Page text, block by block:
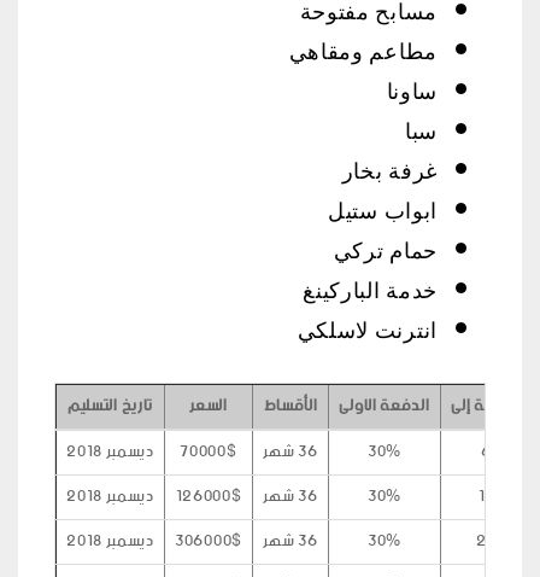
مسابح مفتوحة
مطاعم ومقاهي
ساونا
سبا
غرفة بخار
ابواب ستيل
حمام تركي
خدمة الباركينغ
انترنت لاسلكي
المساحة إلى الدفعة الاولى الأقساط السعر
تاريخ التسليم
63
30% 36 شهر 70000$
ديسمبر 2018
117
30% 36 شهر 126000$
ديسمبر 2018
255
30% 36 شهر 306000$ ديسمبر 2018